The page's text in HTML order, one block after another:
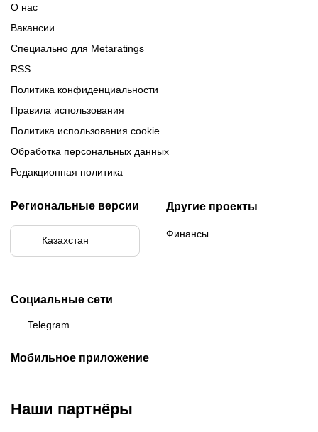
О нас
Вакансии
Специально для Metaratings
RSS
Политика конфиденциальности
Правила использования
Политика использования cookie
Обработка персональных данных
Редакционная политика
Региональные версии
Казахстан
Другие проекты
Финансы
Социальные сети
Telegram
Мобильное приложение
Наши партнёры